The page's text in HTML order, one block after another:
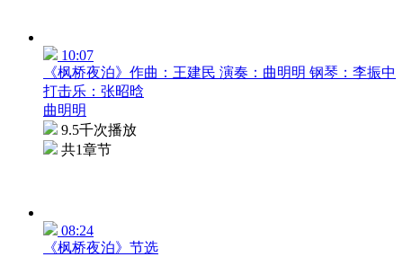
10:07
《枫桥夜泊》作曲：王建民 演奏：曲明明 钢琴：李振中
打击乐：张昭晗
曲明明
9.5千次播放
共1章节
08:24
《枫桥夜泊》节选